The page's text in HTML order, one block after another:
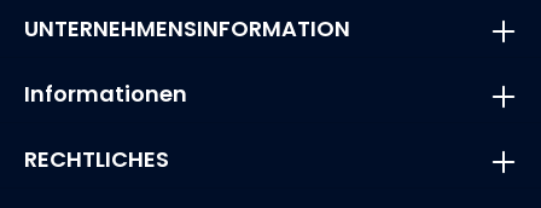
UNTERNEHMENSINFORMATION
Informationen
RECHTLICHES